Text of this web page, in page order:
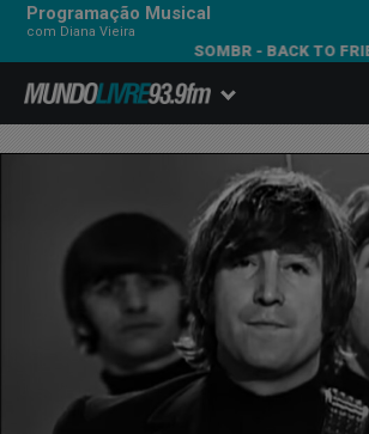
Programação Musical
com Diana Vieira
SOMBR - BACK TO FRIENDS